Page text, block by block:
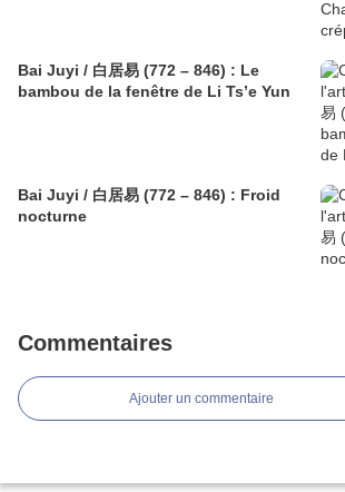
Bai Juyi / 白居易 (772 – 846) : Le
bambou de la fenêtre de Li Ts’e Yun
Bai Juyi / 白居易 (772 – 846) : Froid
nocturne
Commentaires
Ajouter un commentaire